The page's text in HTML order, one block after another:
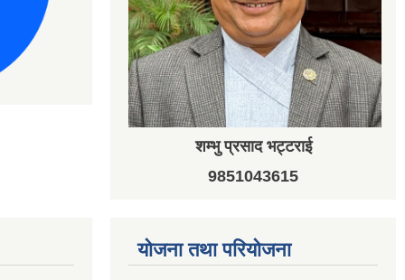
शम्भु प्रसाद भट्टराई
9851043615
योजना तथा परियोजना